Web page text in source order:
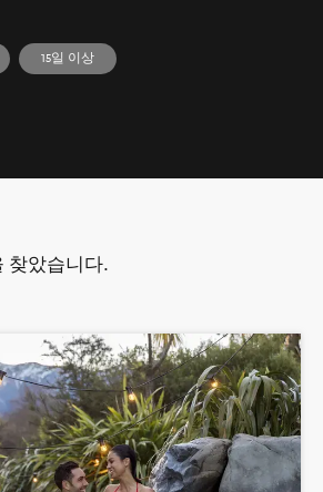
15일 이상
찾았습니다.